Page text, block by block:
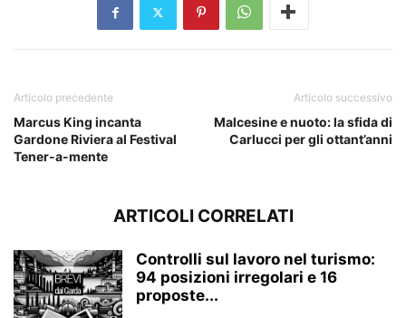
Articolo precedente
Marcus King incanta
Gardone Riviera al Festival
Tener-a-mente
Articolo successivo
Malcesine e nuoto: la sfida di
Carlucci per gli ottant’anni
ARTICOLI CORRELATI
Controlli sul lavoro nel turismo:
94 posizioni irregolari e 16
proposte...